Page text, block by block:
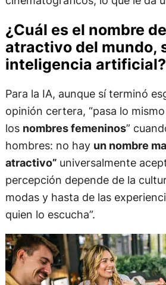
¿Cuál es el nombre
atractivo del mundo,
inteligencia artificial?
Para la IA, aunque sí terminó
opinión certera, “pasa lo
los nombres femeninos”
hombres: no hay un nombre
atractivo” universalmente
percepción depende de la
modas y hasta de las
quien lo escucha”.